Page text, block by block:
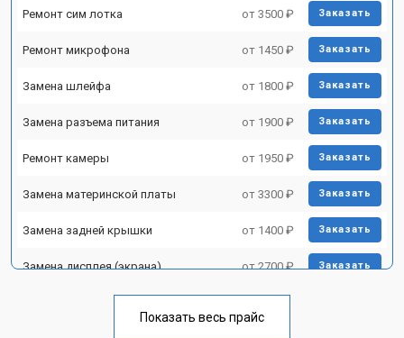
Ремонт сим лотка от 3500 ₽ Заказать
Ремонт микрофона от 1450 ₽ Заказать
Замена шлейфа от 1800 ₽ Заказать
Замена разъема питания от 1900 ₽ Заказать
Ремонт камеры от 1950 ₽ Заказать
Замена материнской платы от 3300 ₽ Заказать
Замена задней крышки от 1400 ₽ Заказать
Замена дисплея (экрана) от 2700 ₽ Заказать
Показать весь прайс